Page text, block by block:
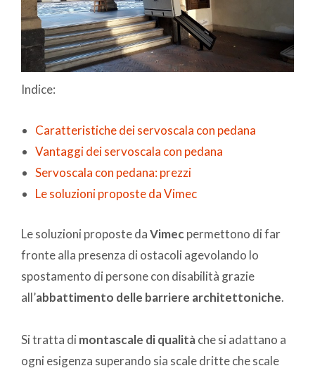
Indice:
Caratteristiche dei servoscala con pedana
Vantaggi dei servoscala con pedana
Servoscala con pedana: prezzi
Le soluzioni proposte da Vimec
Le soluzioni proposte daVimecpermettono di far
fronte alla presenza di ostacoli agevolando lo
spostamento di persone con disabilità grazie
all’abbattimento delle barriere architettoniche.
Si tratta di montascale di qualitàche si adattano a
ogni esigenza superando sia scale dritte che scale